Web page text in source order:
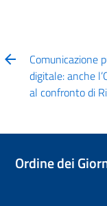
Comunicazione
digitale: anche
al confronto di
Ordine dei